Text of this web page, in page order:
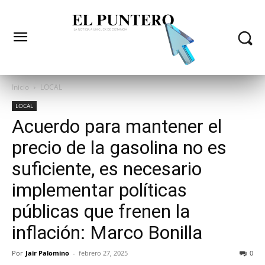
Inicio LOCAL
LOCAL
Acuerdo para mantener el
precio de la gasolina no es
suficiente, es necesario
implementar políticas
públicas que frenen la
inflación: Marco Bonilla
Por Jair Palomino - febrero 27, 2025 0